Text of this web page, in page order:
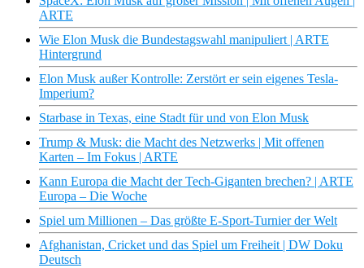
ARTE
Wie Elon Musk die Bundestagswahl manipuliert | ARTE
Hintergrund
Elon Musk außer Kontrolle: Zerstört er sein eigenes Tesla-
Imperium?
Starbase in Texas, eine Stadt für und von Elon Musk
Trump & Musk: die Macht des Netzwerks | Mit offenen
Karten – Im Fokus | ARTE
Kann Europa die Macht der Tech-Giganten brechen? | ARTE
Europa – Die Woche
Spiel um Millionen – Das größte E-Sport-Turnier der Welt
Afghanistan, Cricket und das Spiel um Freiheit | DW Doku
Deutsch